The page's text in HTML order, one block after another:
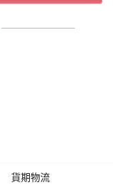
貨期物流